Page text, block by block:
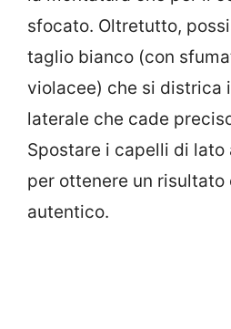
sfocato. Oltretutto,
taglio bianco (con
violacee) che si districa
laterale che cade
Spostare i capelli di lato
per ottenere un risultato
autentico.